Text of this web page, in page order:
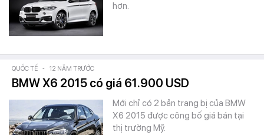
hơn.
QUỐC TẾ - 12 NĂM TRƯỚC
BMW X6 2015 có giá 61.900 USD
Mới chỉ có 2 bản trang bị của BMW
X6 2015 được công bố giá bán tại
thị trường Mỹ.